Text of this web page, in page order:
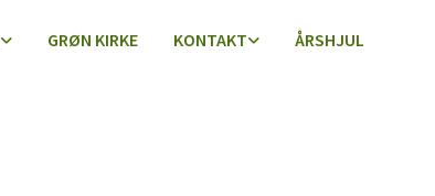
GRØN KIRKE KONTAKT ÅRSHJUL